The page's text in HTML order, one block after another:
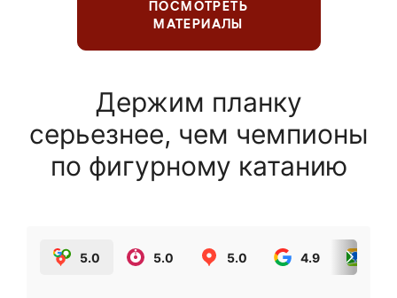
ПОСМОТРЕТЬ
МАТЕРИАЛЫ
Держим планку
серьезнее, чем чемпионы
по фигурному катанию
5.0 5.0 5.0 4.9